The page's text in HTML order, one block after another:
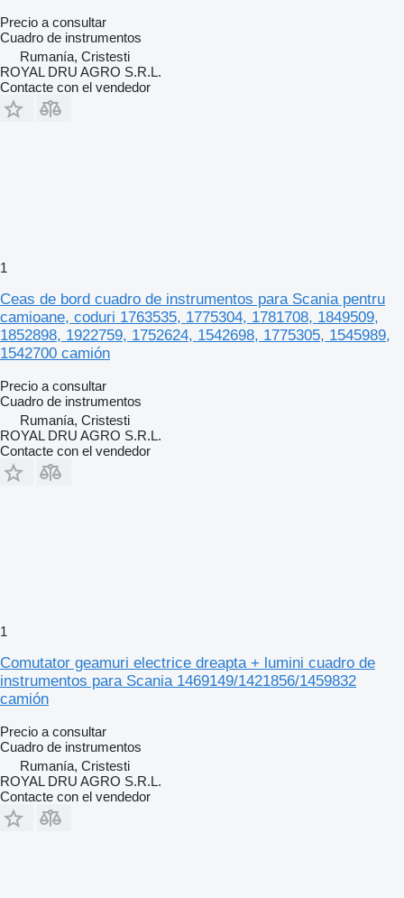
Precio a consultar
Cuadro de instrumentos
Rumanía, Cristesti
ROYAL DRU AGRO S.R.L.
Contacte con el vendedor
1
Ceas de bord cuadro de instrumentos para Scania pentru
camioane, coduri 1763535, 1775304, 1781708, 1849509,
1852898, 1922759, 1752624, 1542698, 1775305, 1545989,
1542700 camión
Precio a consultar
Cuadro de instrumentos
Rumanía, Cristesti
ROYAL DRU AGRO S.R.L.
Contacte con el vendedor
1
Comutator geamuri electrice dreapta + lumini cuadro de
instrumentos para Scania 1469149/1421856/1459832
camión
Precio a consultar
Cuadro de instrumentos
Rumanía, Cristesti
ROYAL DRU AGRO S.R.L.
Contacte con el vendedor